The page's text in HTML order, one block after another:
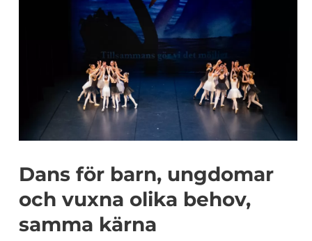
Dans för barn, ungdomar
och vuxna olika behov,
samma kärna